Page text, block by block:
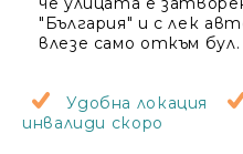
"България" и с лек
влезе само откъм бул.
Удобна локация
инвалиди скоро